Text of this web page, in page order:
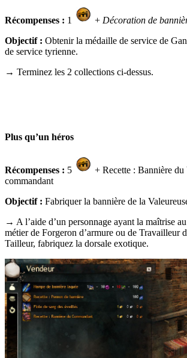
Récompenses : 1 + Décoration de
Objectif : Obtenir la médaille de service de
de service tyrienne.
→ Terminez les 2 collections ci-dessus.
Plus qu’un héros
Récompenses : 5
+ Recette : Bannière du
commandant
Objectif : Fabriquer la bannière de la
→ A l’aide d’un personnage ayant la maîtrise
métier de Forgeron d’armure ou de Travailleur
Tailleur, fabriquez la dorsale exotique.